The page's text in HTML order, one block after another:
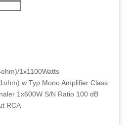
1x1100Watts
w Typ Mono Amplifier Class
1x600W S/N Ratio 100 dB
RCA